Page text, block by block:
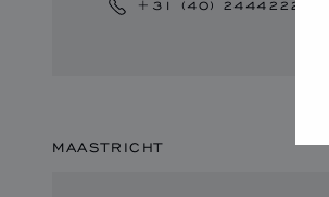
+31 (40) 2444222
MAASTRICHT